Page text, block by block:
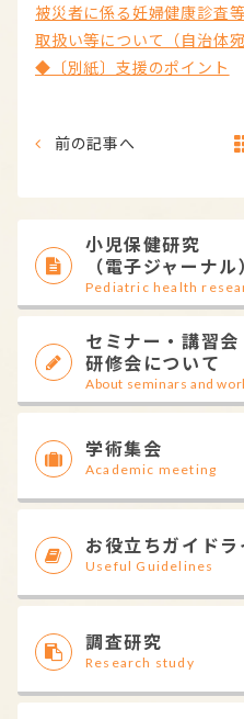
被災者に係る妊婦健康診査
取扱い等について（自治体宛
◆〔別紙〕支援のポイント
前の記事へ
小児保健研究
（電子ジャーナル）
Pediatric health
セミナー・講習会
研修会について
About seminars and
学術集会
Academic meeting
お役立ちガイドラ
Useful Guidelines
調査研究
Research study